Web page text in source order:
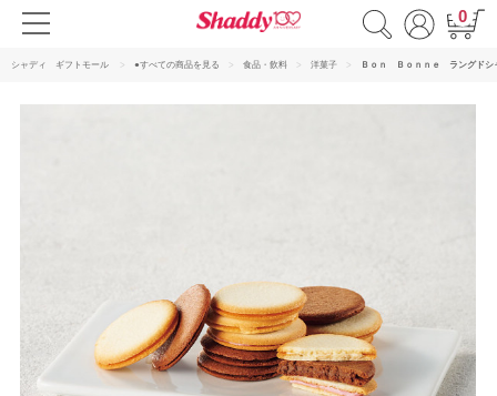
0
シャディ ギフトモール ●すべての商品を見る 食品・飲料 洋菓子 Ｂｏｎ Ｂｏｎｎｅ ラングドシ